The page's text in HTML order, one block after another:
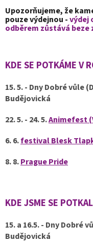
Upozorňujeme, že
pouze výdejnou -výdej
odběrem zůstává beze
KDE SE POTKÁME V
15. 5. - Dny Dobré vůle
Budějovická
22. 5. - 24. 5.Animefest
6. 6.festival Blesk
8. 8.Prague Pride
KDE JSME SE
15. a 16.5.- Dny Dobré
Budějovická